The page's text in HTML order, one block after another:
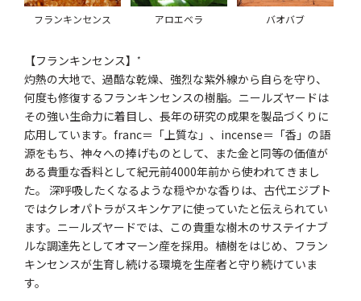
フランキンセンス アロエベラ バオバブ
【フランキンセンス】*
灼熱の大地で、過酷な乾燥、強烈な紫外線から自らを守り、
何度も修復するフランキンセンスの樹脂。ニールズヤードは
その強い生命力に着目し、長年の研究の成果を製品づくりに
応用しています。franc＝「上質な」、incense＝「香」の語
源をもち、神々への捧げものとして、また金と同等の価値が
ある貴重な香料として紀元前4000年前から使われてきまし
た。 深呼吸したくなるような穏やかな香りは、古代エジプト
ではクレオパトラがスキンケアに使っていたと伝えられてい
ます。ニールズヤードでは、この貴重な樹木のサステイナブ
ルな調達先としてオマーン産を採用。植樹をはじめ、フラン
キンセンスが生育し続ける環境を生産者と守り続けていま
す。